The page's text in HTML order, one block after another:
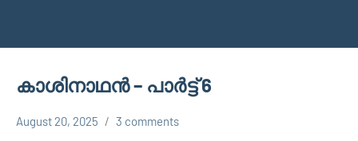
കാശിനാഥൻ – പാർട്ട് 6
KASHINATHAN
August 20, 2025
Shareej
3 comments